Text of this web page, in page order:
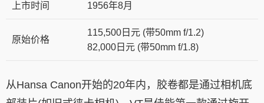
上市时间 1956年8月
原始价格
115,500日元 (带50mm f/1.2)
82,000日元 (带50mm f/1.8)
从Hansa Canon开始的20年内，胶卷都是通过相机底